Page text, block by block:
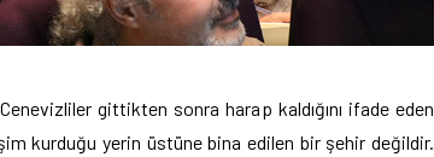
gittikten sonra harap kaldığını ifade eden
kurduğu yerin üstüne bina edilen bir şehir değildir.